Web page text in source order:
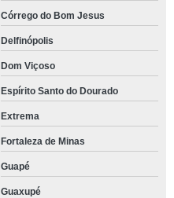
Córrego do Bom Jesus
Delfinópolis
Dom Viçoso
Espírito Santo do Dourado
Extrema
Fortaleza de Minas
Guapé
Guaxupé